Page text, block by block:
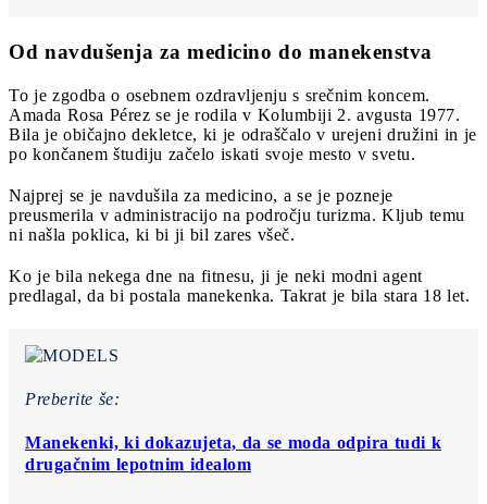
Od navdušenja za medicino do manekenstva
To je zgodba o osebnem ozdravljenju s srečnim koncem.
Amada Rosa Pérez se je rodila v Kolumbiji 2. avgusta 1977.
Bila je običajno dekletce, ki je odraščalo v urejeni družini in je
po končanem študiju začelo iskati svoje mesto v svetu.
Najprej se je navdušila za medicino, a se je pozneje
preusmerila v administracijo na področju turizma. Kljub temu
ni našla poklica, ki bi ji bil zares všeč.
Ko je bila nekega dne na fitnesu, ji je neki modni agent
predlagal, da bi postala manekenka. Takrat je bila stara 18 let.
Preberite še:
Manekenki, ki dokazujeta, da se moda odpira tudi k
drugačnim lepotnim idealom